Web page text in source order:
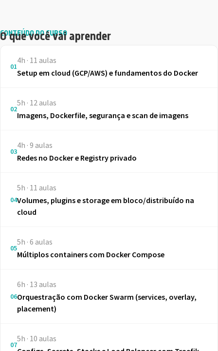
CONTEÚDO DO CURSO
O que você vai aprender
01
4h · 11 aulas
Setup em cloud (GCP/AWS) e fundamentos do Docker
02
5h · 12 aulas
Imagens, Dockerfile, segurança e scan de imagens
03
4h · 9 aulas
Redes no Docker e Registry privado
04
5h · 11 aulas
Volumes, plugins e storage em bloco/distribuído na
cloud
05
5h · 6 aulas
Múltiplos containers com Docker Compose
06
6h · 13 aulas
Orquestração com Docker Swarm (services, overlay,
placement)
07
5h · 10 aulas